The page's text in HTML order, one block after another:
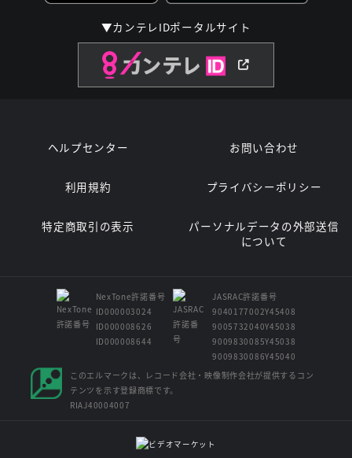
▼カンテレIDポータルサイト
ヘルプセンター お問い合わせ
利用規約 プライバシーポリシー
特定商取引の表示
パーソナルデータの外部送信
について
NexTone許諾番号
ID000003024
ID000008626
ID000008644
JASRAC許諾番号
9040177002Y45408
9005732040Y45038
9009830085Y45038
9009830086Y45040
このエルマークは、レコード会社・映像制作会社が提供するコン
テンツを示す登録商標です。
RIAJ40004007